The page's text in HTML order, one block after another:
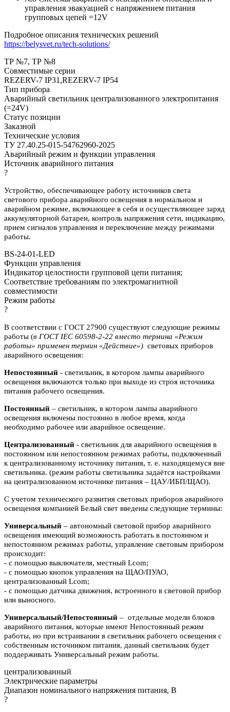
управления эвакуацией с напряжением питания
групповых цепей =12V
Подробное описания технических решений
https://belysvet.ru/tech-solutions/
ТР №7, ТР №8
Совместимые серии
REZERV-7 IP31,REZERV-7 IP54
Тип прибора
Аварийный светильник централизованного электропитания
(=24V)
Статус позиции
Заказной
Технические условия
ТУ 27.40.25-015-54762960-2025
Аварийный режим и функции управления
Источник аварийного питания
?
Устройство, обеспечивающее работу источников света
светового прибора аварийного освещения в нормальном и
аварийном режиме, включающее в себя и осуществляющее заряд
аккумуляторной батареи, контроль напряжения сети, индикацию,
прием сигналов управления и переключение между режимами
работы.
BS-24-01-LED
Функции управления
Индикатор целостности групповой цепи питания;
Соответствие требованиям по электромагнитной
совместимости
Режим работы
?
В соответствии с ГОСТ 27900 существуют следующие режимы
работы (в ГОСТ IEC 60598-2-22 вместо термина «Режим
работы» применен термин «Действие») световых приборов
аварийного освещения:
Непостоянный - светильник, в котором лампы аварийного
освещения включаются только при выходе из строя источника
питания рабочего освещения.
Постоянный – светильник, в котором лампы аварийного
освещения включены постоянно в любое время, когда
необходимо рабочее или аварийное освещение.
Централизованный - светильник для аварийного освещения в
постоянном или непостоянном режимах работы, подключенный
к централизованному источнику питания, т. е. находящемуся вне
светильника. (режим работы светильника задаётся настройками
на централизованном источнике питания – ЦАУ/ИБП/ЩАО).
С учетом технического развития световых приборов аварийного
освещения компанией Белый свет введены следующие термины:
Универсальный – автономный световой прибор аварийного
освещения имеющий возможность работать в постоянном и
непостоянном режимах работы, управление световым прибором
происходит:
- с помощью выключателя, местный Lcom;
- с помощью кнопок управления на ЩАО/ПУАО,
централизованный Lcom;
- с помощью датчика движения, встроенного в световой прибор
или выносного.
Универсальный/Непостоянный – отдельные модели блоков
аварийного питания, которые имеют Непостоянный режим
работы, но при встраивании в светильник рабочего освещения с
собственным источником питания, данный светильник будет
поддерживать Универсальный режим работы.
централизованный
Электрические параметры
Диапазон номинального напряжения питания, В
?